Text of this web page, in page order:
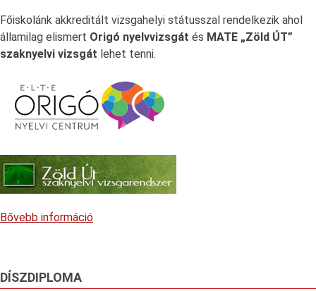
Főiskolánk akkreditált vizsgahelyi státusszal rendelkezik ahol
államilag elismert Origó nyelvvizsgát és MATE „Zöld ÚT”
szaknyelvi vizsgát lehet tenni.
Bővebb információ
DÍSZDIPLOMA